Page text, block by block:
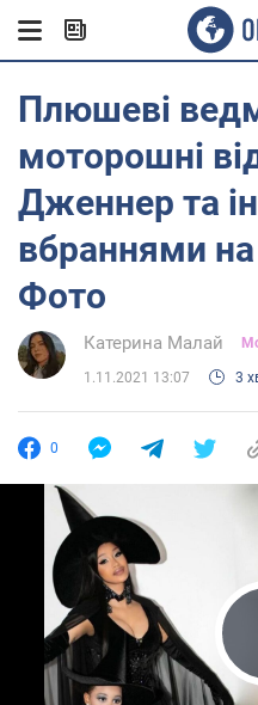
Плюшеві
моторошні
Дженнер та
вбраннями
Фото
Катерина Малай
1.11.2021 13:07 3
0